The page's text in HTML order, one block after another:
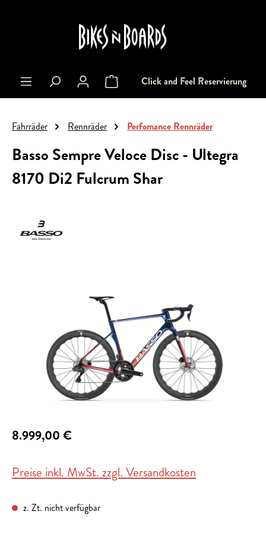
Warenkorb enthält 0 Positionen. Der
Click and Feel Reservierung
Fahrräder Rennräder Perfomance Rennräder
Basso Sempre Veloce Disc - Ultegra
8170 Di2 Fulcrum Shar
8.999,00 €
Preise inkl. MwSt. zzgl. Versandkosten
z. Zt. nicht verfügbar